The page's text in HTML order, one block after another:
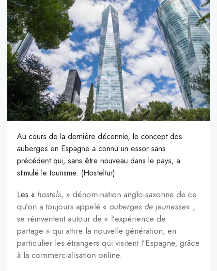
Au cours de la dernière décennie, le concept des
auberges en Espagne a connu un essor sans
précédent qui, sans être nouveau dans le pays, a
stimulé le tourisme. (Hosteltur)
Les « hostels, » dénomination anglo-saxonne de ce
qu’on a toujours appelé « auberges de jeunesse« ,
se réinventent autour de « l’expérience de
partage » qui attire la nouvelle génération, en
particulier les étrangers qui visitent l’Espagne, grâce
à la commercialisation online.